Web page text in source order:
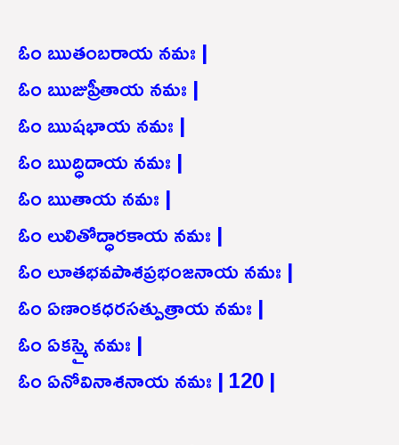
ఓం ఋతంబరాయ నమః |
ఓం ఋజుప్రీతాయ నమః |
ఓం ఋషభాయ నమః |
ఓం ఋద్ధిదాయ నమః |
ఓం ఋతాయ నమః |
ఓం లులితోద్ధారకాయ నమః |
ఓం లూతభవపాశప్రభంజనాయ నమః |
ఓం ఏణాంకధరసత్పుత్రాయ నమః |
ఓం ఏకస్మై నమః |
ఓం ఏనోవినాశనాయ నమః | 120 |